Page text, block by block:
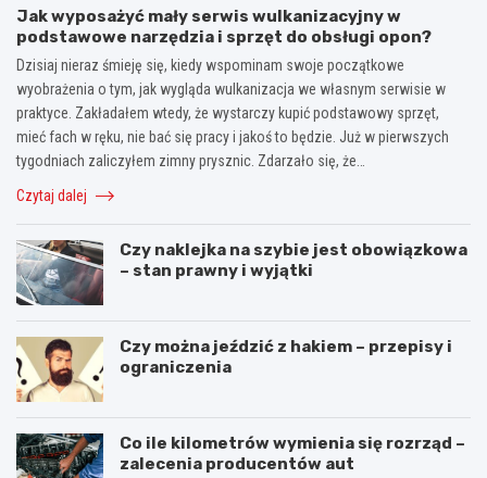
Jak wyposażyć mały serwis wulkanizacyjny w
podstawowe narzędzia i sprzęt do obsługi opon?
Dzisiaj nieraz śmieję się, kiedy wspominam swoje początkowe
wyobrażenia o tym, jak wygląda wulkanizacja we własnym serwisie w
praktyce. Zakładałem wtedy, że wystarczy kupić podstawowy sprzęt,
mieć fach w ręku, nie bać się pracy i jakoś to będzie. Już w pierwszych
tygodniach zaliczyłem zimny prysznic. Zdarzało się, że…
Czytaj dalej
Czy naklejka na szybie jest obowiązkowa
– stan prawny i wyjątki
Czy można jeździć z hakiem – przepisy i
ograniczenia
Co ile kilometrów wymienia się rozrząd –
zalecenia producentów aut